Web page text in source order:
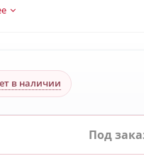
в наличии
Под